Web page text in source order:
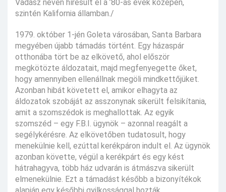
Vadász néven híresült el a ’80-as évek közepén,
szintén Kalifornia államban./
1979. október 1-jén Goleta városában, Santa Barbara
megyében újabb támadás történt. Egy házaspár
otthonába tört be az elkövető, ahol először
megkötözte áldozatait, majd megfenyegette őket,
hogy amennyiben ellenállnak megöli mindkettőjüket.
Azonban hibát követett el, amikor elhagyta az
áldozatok szobáját az asszonynak sikerült felsikítania,
amit a szomszédok is meghallottak. Az egyik
szomszéd – egy F.B.I. ügynök – azonnal reagált a
segélykérésre. Az elkövetőben tudatosult, hogy
menekülnie kell, ezúttal kerékpáron indult el. Az ügynök
azonban követte, végül a kerékpárt és egy kést
hátrahagyva, több ház udvarán is átmászva sikerült
elmenekülnie. Ezt a támadást később a bizonyítékok